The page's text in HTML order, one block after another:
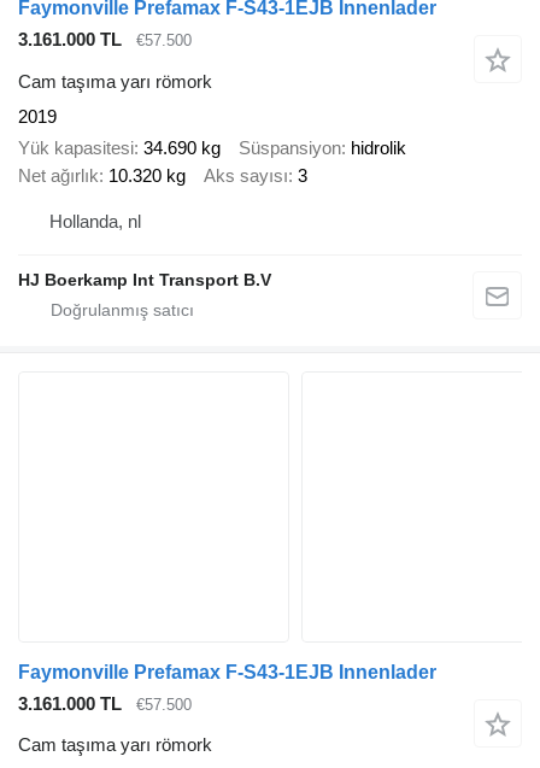
Faymonville Prefamax F-S43-1EJB Innenlader
3.161.000 TL
€57.500
Cam taşıma yarı römork
2019
Yük kapasitesi 34.690 kg Süspansiyon hidrolik
Net ağırlık 10.320 kg Aks sayısı 3
Hollanda, nl
HJ Boerkamp Int Transport B.V
Faymonville Prefamax F-S43-1EJB Innenlader
3.161.000 TL
€57.500
Cam taşıma yarı römork